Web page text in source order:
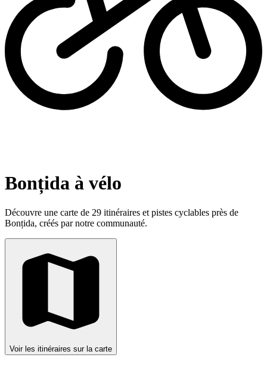
Bonțida à vélo
Découvre une carte de 29 itinéraires et pistes cyclables près de
Bonțida, créés par notre communauté.
Voir les itinéraires sur la carte